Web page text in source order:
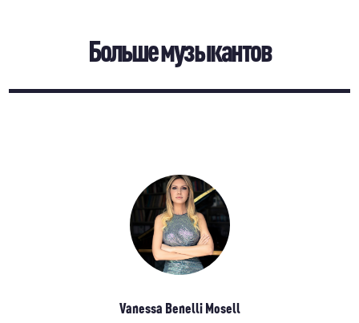
Больше музыкантов
Vanessa Benelli Mosell